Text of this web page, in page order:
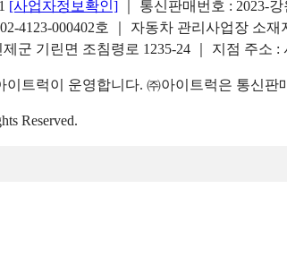
[사업자정보확인]
｜ 통신판매번호 : 2023-
4123-000402호 ｜ 자동차 관리사업장 소
군 기린면 조침령로 1235-24 ｜ 지점 주소
이트럭이 운영합니다. ㈜아이트럭은 통신
Reserved.